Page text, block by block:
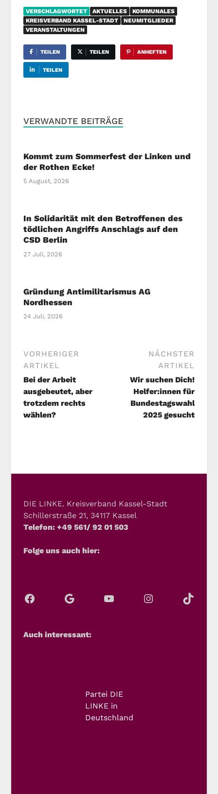
VERSCHLAGWORTET AKTUELLES
KOMMUNALES
KREISVERBAND KASSEL-STADT
NEUMITGLIEDER
VERANSTALTUNGEN
TEILEN TEILEN ANHEFTEN
TEILEN
VERWANDTE BEITRÄGE
Kommt zum Sommerfest der Linken und
der Rothen Ecke!
5 August, 2026
In Solidarität mit den Betroffenen des
tödlichen Angriffs Anschlags auf den
CSD Berlin
27 Juli, 2026
Gründung Antimilitarismus AG
Nordhessen
24 Juli, 2026
VORHERIGER
ARTIKEL
Bei der Arbeit
ausgebeutet, aber
trotzdem rechts
wählen?
NÄCHSTER
ARTIKEL
Wir suchen Dich!
Helfer:innen für
Bundestagswahl
2025 gesucht
DIE LINKE. Kreisverband Kassel-Stadt
Schillerstraße 21, 34117 Kassel
Telefon: +49 561/ 92 01 503
Folge uns auch hier:
Auch interessant:
Partei DIE
LINKE in
Deutschland